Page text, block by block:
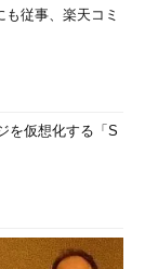
も従事、楽天コミ
を仮想化する「S